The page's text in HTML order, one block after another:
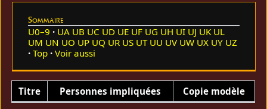
Sommaire
U0–9 UA UB UC UD UE UF UG UH UI UJ UK UL
UM UN UO UP UQ UR US UT UU UV UW UX UY UZ
Top
Voir aussi
Titre Personnes impliquées Copie modèle